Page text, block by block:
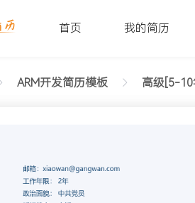
首页 我的简历
ARM开发简历模板 高级[5-
发舒朗简历模板文字版